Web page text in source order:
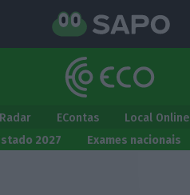
EContas Local Online
2027 Exames nacionais